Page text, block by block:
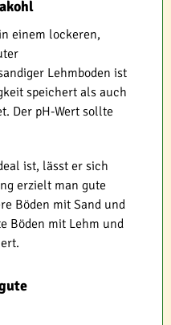
einem lockeren,
Lehmboden ist
speichert als auch
Der pH-Wert sollte
ist, lässt er sich
erzielt man gute
Böden mit Sand und
Böden mit Lehm und